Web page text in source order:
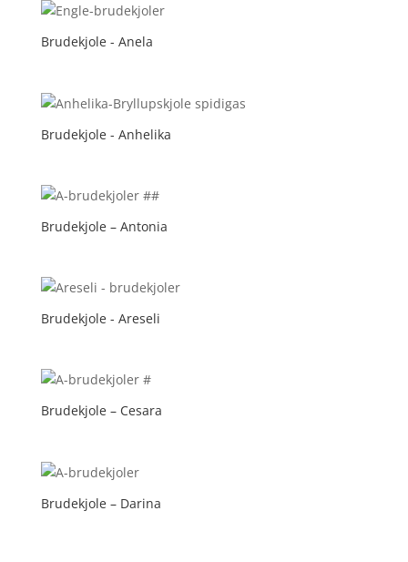
Brudekjole - Anela
Brudekjole - Anhelika
Brudekjole – Antonia
Brudekjole - Areseli
Brudekjole – Cesara
Brudekjole – Darina